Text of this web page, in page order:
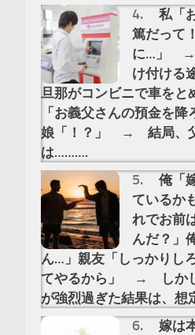
私「
篤だって
に…」 →
け付ける
旦那がコンビニで車をと
「お義父さんの預金を降
娘「！？」 → 結局、
は……….
俺「
ているか
れでお前
んだ？」
ん…」親友「しっかりし
てやるから」 → しか
が強烈過ぎた結果は、想
嫁は